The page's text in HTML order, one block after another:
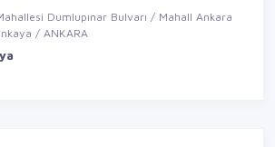
Dumlupınar Bulvarı / Mahall Ankara
/ ANKARA